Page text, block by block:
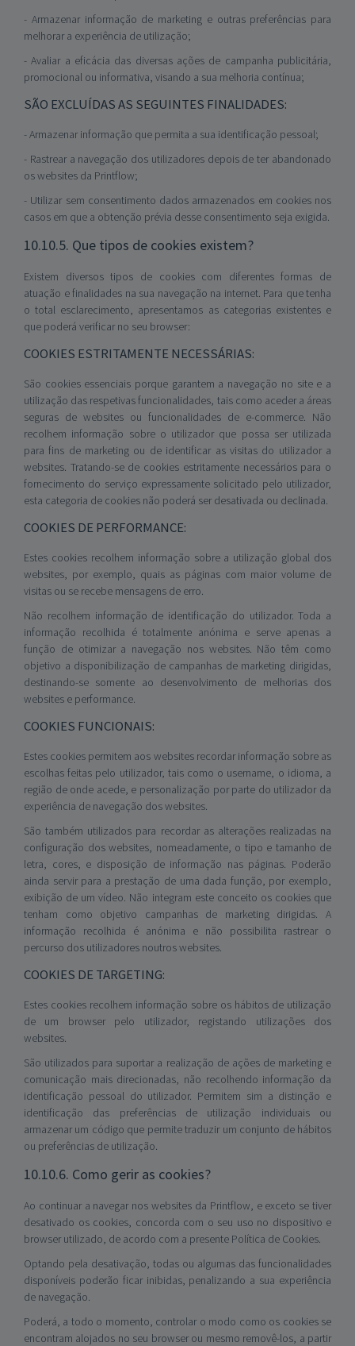
- Armazenar informação de marketing e outras preferências para
melhorar a experiência de utilização;
- Avaliar a eficácia das diversas ações de campanha publicitária,
promocional ou informativa, visando a sua melhoria contínua;
SÃO EXCLUÍDAS AS SEGUINTES FINALIDADES:
- Armazenar informação que permita a sua identificação pessoal;
- Rastrear a navegação dos utilizadores depois de ter abandonado
os websites da Printflow;
- Utilizar sem consentimento dados armazenados em cookies nos
casos em que a obtenção prévia desse consentimento seja exigida.
10.10.5. Que tipos de cookies existem?
Existem diversos tipos de cookies com diferentes formas de
atuação e finalidades na sua navegação na internet. Para que tenha
o total esclarecimento, apresentamos as categorias existentes e
que poderá verificar no seu browser:
COOKIES ESTRITAMENTE NECESSÁRIAS:
São cookies essenciais porque garantem a navegação no site e a
utilização das respetivas funcionalidades, tais como aceder a áreas
seguras de websites ou funcionalidades de e-commerce. Não
recolhem informação sobre o utilizador que possa ser utilizada
para fins de marketing ou de identificar as visitas do utilizador a
websites. Tratando-se de cookies estritamente necessários para o
fornecimento do serviço expressamente solicitado pelo utilizador,
esta categoria de cookies não poderá ser desativada ou declinada.
COOKIES DE PERFORMANCE:
Estes cookies recolhem informação sobre a utilização global dos
websites, por exemplo, quais as páginas com maior volume de
visitas ou se recebe mensagens de erro.
Não recolhem informação de identificação do utilizador. Toda a
informação recolhida é totalmente anónima e serve apenas a
função de otimizar a navegação nos websites. Não têm como
objetivo a disponibilização de campanhas de marketing dirigidas,
destinando-se somente ao desenvolvimento de melhorias dos
websites e performance.
COOKIES FUNCIONAIS:
Estes cookies permitem aos websites recordar informação sobre as
escolhas feitas pelo utilizador, tais como o username, o idioma, a
região de onde acede, e personalização por parte do utilizador da
experiência de navegação dos websites.
São também utilizados para recordar as alterações realizadas na
configuração dos websites, nomeadamente, o tipo e tamanho de
letra, cores, e disposição de informação nas páginas. Poderão
ainda servir para a prestação de uma dada função, por exemplo,
exibição de um vídeo. Não integram este conceito os cookies que
tenham como objetivo campanhas de marketing dirigidas. A
informação recolhida é anónima e não possibilita rastrear o
percurso dos utilizadores noutros websites.
COOKIES DE TARGETING:
Estes cookies recolhem informação sobre os hábitos de utilização
de um browser pelo utilizador, registando utilizações dos
websites.
São utilizados para suportar a realização de ações de marketing e
comunicação mais direcionadas, não recolhendo informação da
identificação pessoal do utilizador. Permitem sim a distinção e
identificação das preferências de utilização individuais ou
armazenar um código que permite traduzir um conjunto de hábitos
ou preferências de utilização.
10.10.6. Como gerir as cookies?
Ao continuar a navegar nos websites da Printflow, e exceto se tiver
desativado os cookies, concorda com o seu uso no dispositivo e
browser utilizado, de acordo com a presente Política de Cookies.
Optando pela desativação, todas ou algumas das funcionalidades
disponíveis poderão ficar inibidas, penalizando a sua experiência
de navegação.
Poderá, a todo o momento, controlar o modo como os cookies se
encontram alojados no seu browser ou mesmo removê-los, a partir